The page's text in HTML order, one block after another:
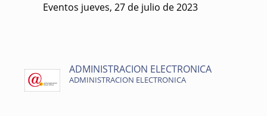
Eventos jueves, 27 de julio de 2023
ADMINISTRACION ELECTRONICA
ADMINISTRACION ELECTRONICA